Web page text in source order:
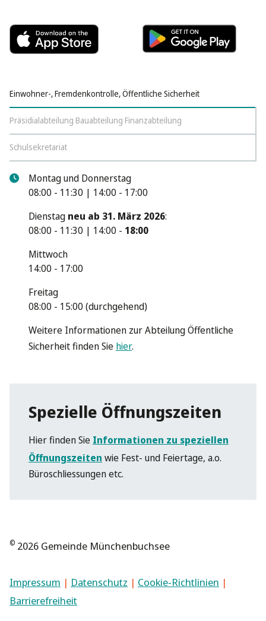
Einwohner-, Fremdenkontrolle, Öffentliche Sicherheit
Präsidialabteilung Bauabteilung Finanzabteilung
Schulsekretariat
Montag und Donnerstag
08:00 - 11:30 | 14:00 - 17:00
Dienstag neu ab 31. März 2026:
08:00 - 11:30 | 14:00 - 18:00
Mittwoch
14:00 - 17:00
Freitag
08:00 - 15:00 (durchgehend)
Weitere Informationen zur Abteilung Öffentliche
Sicherheit finden Sie hier.
Spezielle Öffnungszeiten
Hier finden Sie Informationen zu speziellen
Öffnungszeiten wie Fest- und Feiertage, a.o.
Büroschliessungen etc.
© 2026 Gemeinde Münchenbuchsee
Impressum | Datenschutz | Cookie-Richtlinien |
Barrierefreiheit